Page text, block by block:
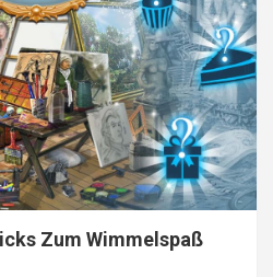
Zum Wimmelspaß